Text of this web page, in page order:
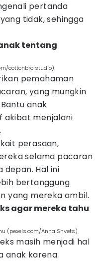
pertanda
tidak, sehingga
tentang
cottonbro studio)
pemahaman
yang mungkin
anak
akibat menjalani
perasaan,
selama pacaran
Hal ini
bertanggung
yang mereka ambil.
agar mereka tahu
(pexels.com/Anna Shvets)
masih menjadi hal
anak karena